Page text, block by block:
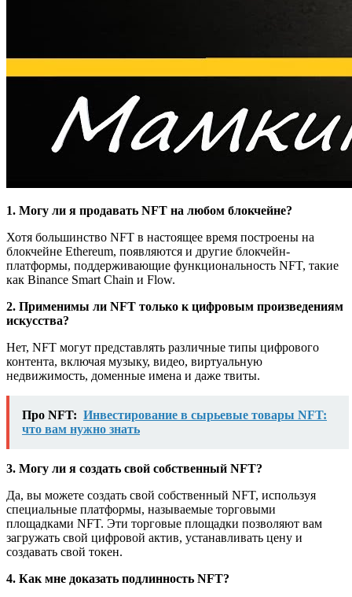
1. Могу ли я продавать NFT на любом блокчейне?
Хотя большинство NFT в настоящее время построены на
блокчейне Ethereum, появляются и другие блокчейн-
платформы, поддерживающие функциональность NFT, такие
как Binance Smart Chain и Flow.
2. Применимы ли NFT только к цифровым произведениям
искусства?
Нет, NFT могут представлять различные типы цифрового
контента, включая музыку, видео, виртуальную
недвижимость, доменные имена и даже твиты.
Про NFT: Инвестирование в сырьевые товары NFT:
что вам нужно знать
3. Могу ли я создать свой собственный NFT?
Да, вы можете создать свой собственный NFT, используя
специальные платформы, называемые торговыми
площадками NFT. Эти торговые площадки позволяют вам
загружать свой цифровой актив, устанавливать цену и
создавать свой токен.
4. Как мне доказать подлинность NFT?